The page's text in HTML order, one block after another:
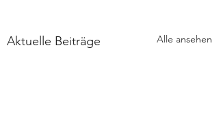
Aktuelle Beiträge Alle ansehen